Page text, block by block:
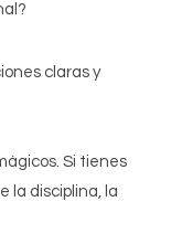
claras y
Si tienes
la disciplina, la